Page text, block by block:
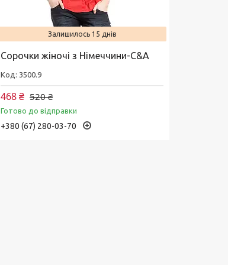
Залишилось 15 днів
Сорочки жіночі з Німеччини-C&A
3500.9
520 ₴
468 ₴
Готово до відправки
+380 (67) 280-03-70